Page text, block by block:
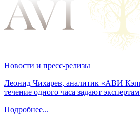
Новости и пресс-релизы
Леонид Чихарев, аналитик «АВИ
течение одного часа задают
Подробнее...